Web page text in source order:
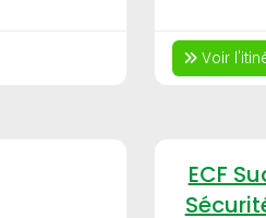
Voir
ECF